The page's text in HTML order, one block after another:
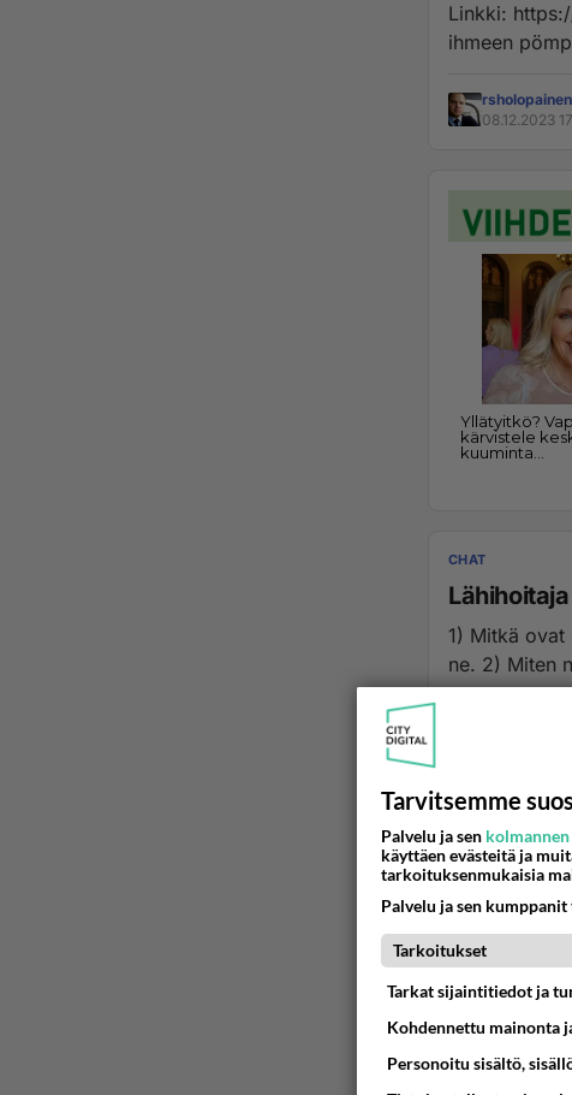
Linkki: https://youtu.be/
ihmeen
rsholopainen
08.12.2023
CHAT
Lähihoitaja
1) Mitkä
ne. 2)
Tarvitsemme
Palvelu ja sen
käyttäen evästeitä ja
tarkoituksenmukaisia
Palvelu ja sen
Tarkoitukset
Tarkat sijaintitiedot ja
Kohdennettu mainonta
Personoitu sisältö,